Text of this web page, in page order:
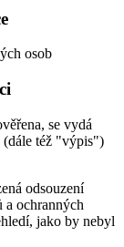
osob
se vydá
(dále též "výpis")
odsouzení
a ochranných
jako by nebyl